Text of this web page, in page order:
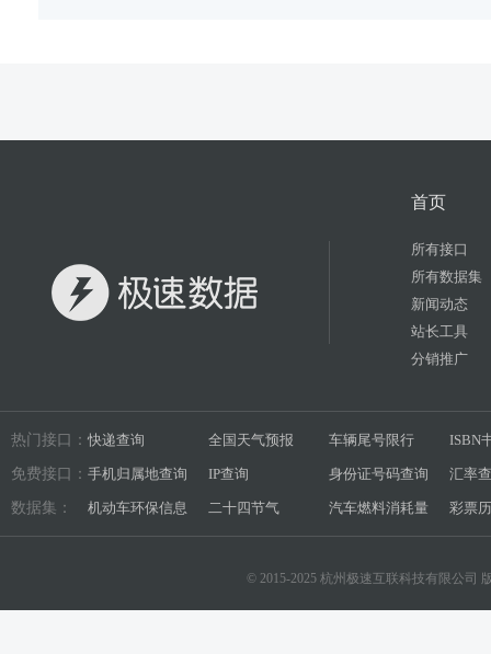
首页
所有接口
所有数据集
新闻动态
站长工具
分销推广
热门接口： 快递查询 全国天气预报 车辆尾号限行 ISBN
免费接口： 手机归属地查询 IP查询 身份证号码查询 汇率
数据集： 机动车环保信息 二十四节气 汽车燃料消耗量 彩票
© 2015-2025 杭州极速互联科技有限公司